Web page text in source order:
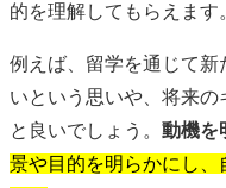
的を理解してもらえます
例えば、留学を通じて新
いという思いや、将来
と良いでしょう。 動機を
景や目的を明らかにし、